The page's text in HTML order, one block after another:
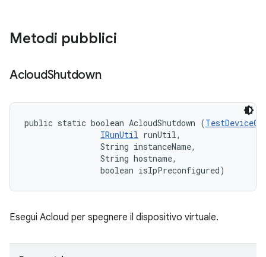
Metodi pubblici
AcloudShutdown
public static boolean AcloudShutdown (
IRunUtil runUtil,
                String instanceName,
                String hostname,
                boolean isIpPreconfigured)
Esegui Acloud per spegnere il dispositivo virtuale.